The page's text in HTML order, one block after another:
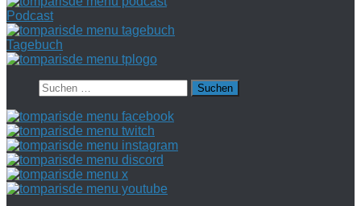
Podcast
Tagebuch
Suchen
nach: